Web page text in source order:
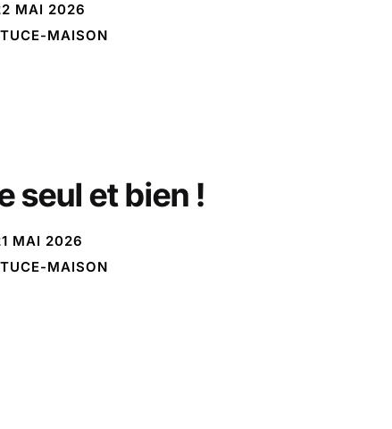
MAI 2026
MAISON
seul et bien !
MAI 2026
MAISON